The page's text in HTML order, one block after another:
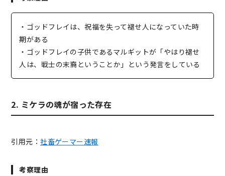
・ゴッドフレイは、祝福を失って褪せ人になっていた時
期がある
・ゴッドフレイの子供であるマルギットが「やはり褪せ
人は、戦士の末裔ということか」という発言をしている
2. ミケラの魂が宿った存在
引用元：社畜ゲーマー速報
考察理由